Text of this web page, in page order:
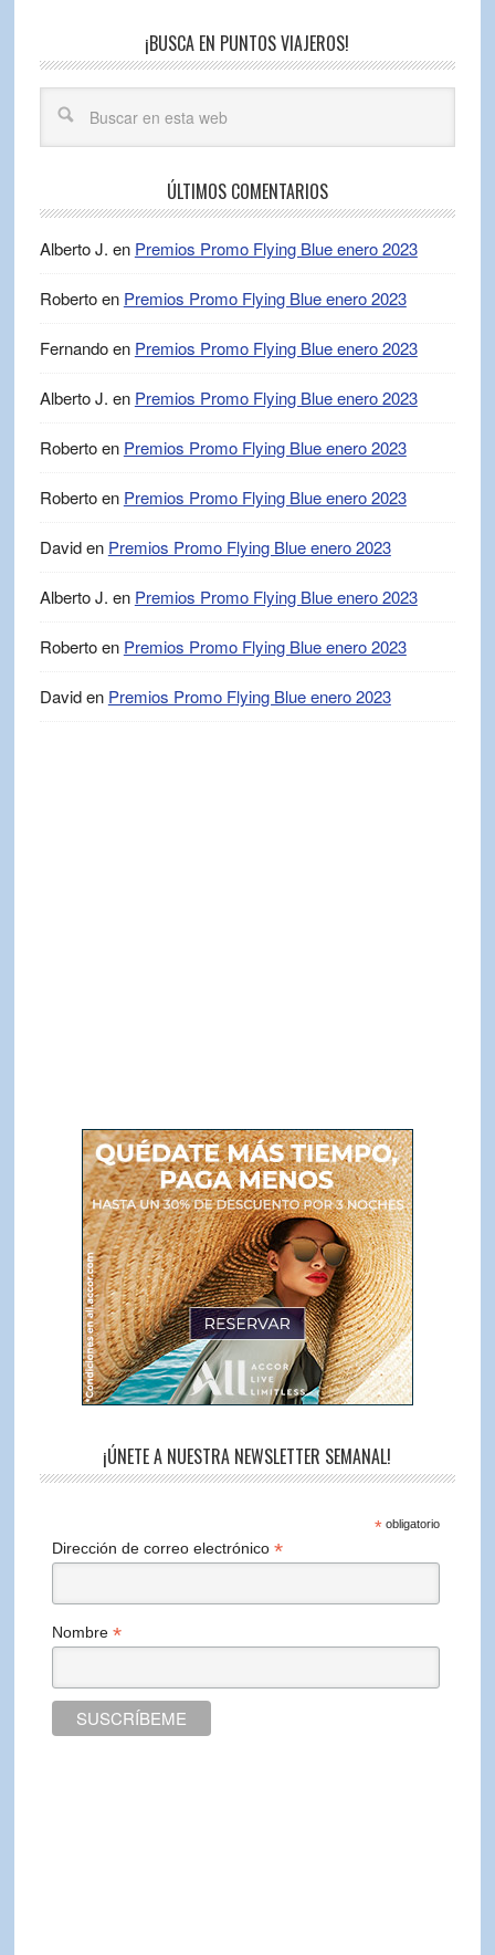
¡BUSCA EN PUNTOS VIAJEROS!
ÚLTIMOS COMENTARIOS
Alberto J. en Premios Promo Flying Blue enero 2023
Robertoen Premios Promo Flying Blue enero 2023
Fernandoen Premios Promo Flying Blue enero 2023
Alberto J. en Premios Promo Flying Blue enero 2023
Robertoen Premios Promo Flying Blue enero 2023
Robertoen Premios Promo Flying Blue enero 2023
Daviden Premios Promo Flying Blue enero 2023
Alberto J. en Premios Promo Flying Blue enero 2023
Robertoen Premios Promo Flying Blue enero 2023
Daviden Premios Promo Flying Blue enero 2023
¡ÚNETE A NUESTRA NEWSLETTER SEMANAL!
*obligatorio
Dirección de correo electrónico*
Nombre*